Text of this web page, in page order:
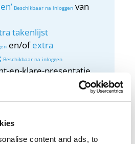
content and ads, to
van
takenlijst
en/ofextra
en-klare-presentatie.